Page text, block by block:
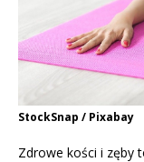
StockSnap / Pixabay
Zdrowe kości i zęby